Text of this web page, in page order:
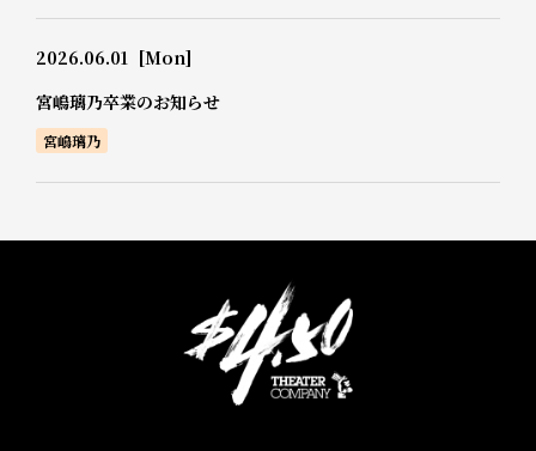
2026.06.01 [Mon]
宮嶋璃乃卒業のお知らせ
宮嶋璃乃